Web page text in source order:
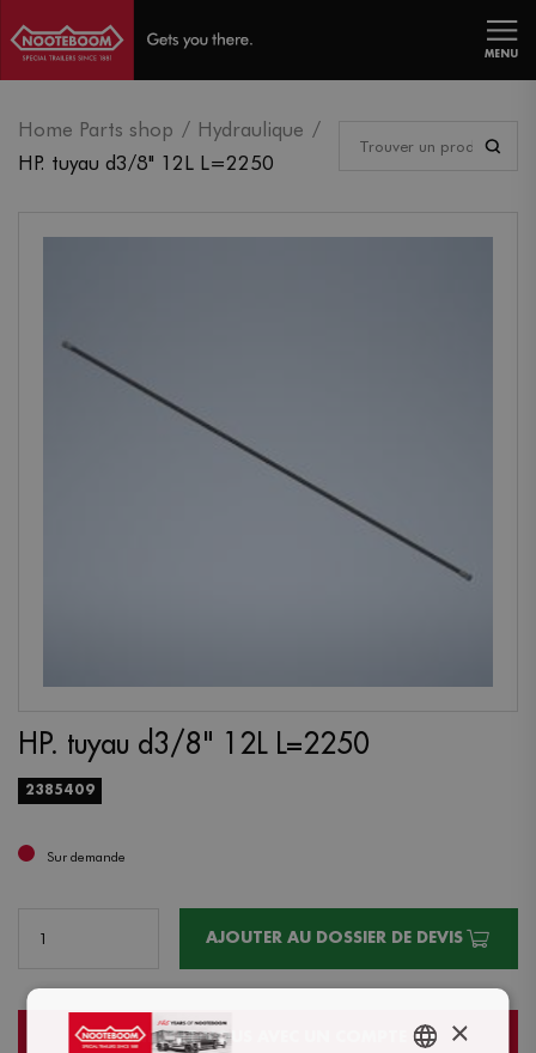
MENU
Home Parts shop
Hydraulique
HP. tuyau d3/8" 12L L=2250
HP. tuyau d3/8" 12L L=2250
2385409
Sur demande
AJOUTER AU DOSSIER DE DEVIS
CONNECTEZ-VOUS AVEC UN COMPTE ×